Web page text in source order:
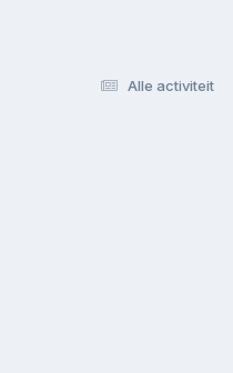
Alle activiteit